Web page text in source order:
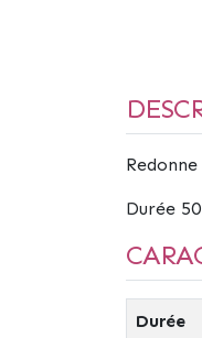
Durée
Durée